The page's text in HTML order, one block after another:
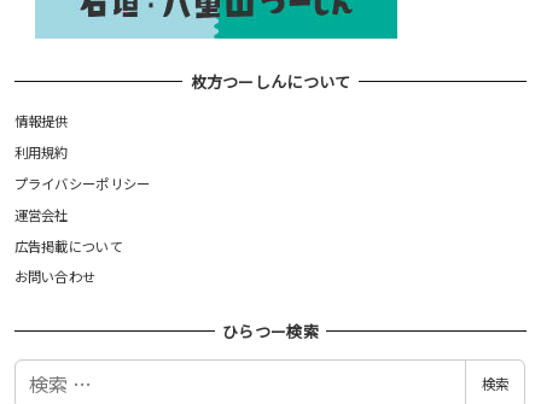
枚方つーしんについて
情報提供
利用規約
プライバシーポリシー
運営会社
広告掲載について
お問い合わせ
ひらつー検索
検
検索